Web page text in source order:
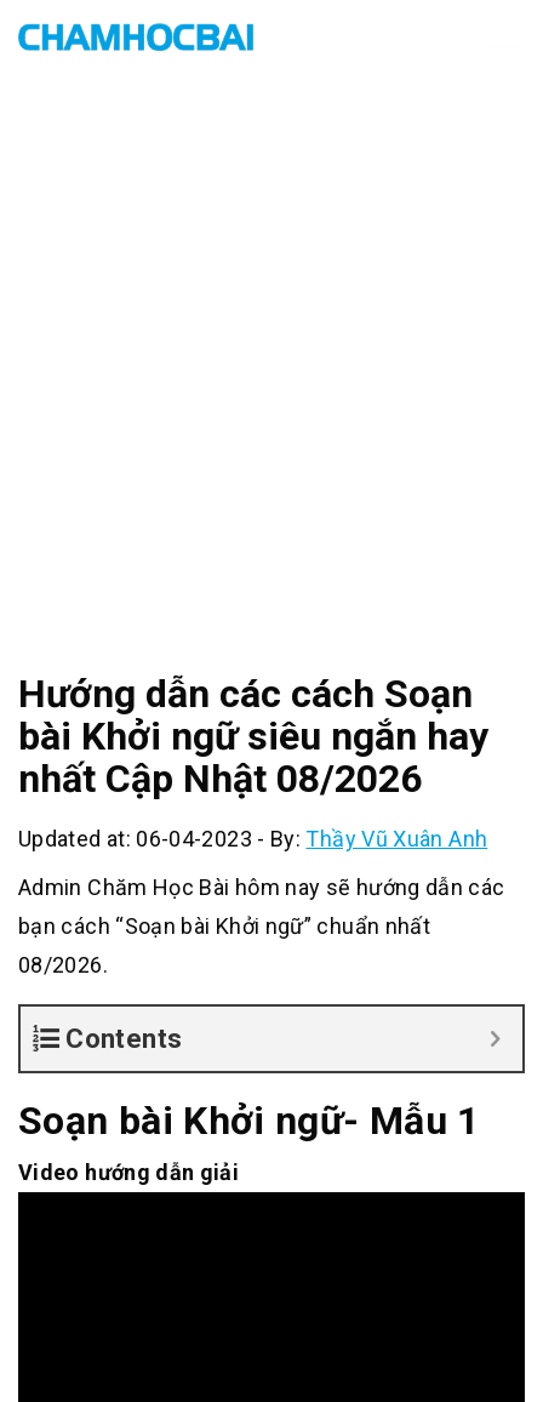
Hướng dẫn các cách Soạn
bài Khởi ngữ siêu ngắn hay
nhất Cập Nhật 08/2026
Updated at: 06-04-2023 - By:Thầy Vũ Xuân Anh
Admin Chăm Học Bài hôm nay sẽ hướng dẫn các
bạn cách “Soạn bài Khởi ngữ” chuẩn nhất
08/2026.
Contents
Soạn bài Khởi ngữ- Mẫu 1
Video hướng dẫn giải